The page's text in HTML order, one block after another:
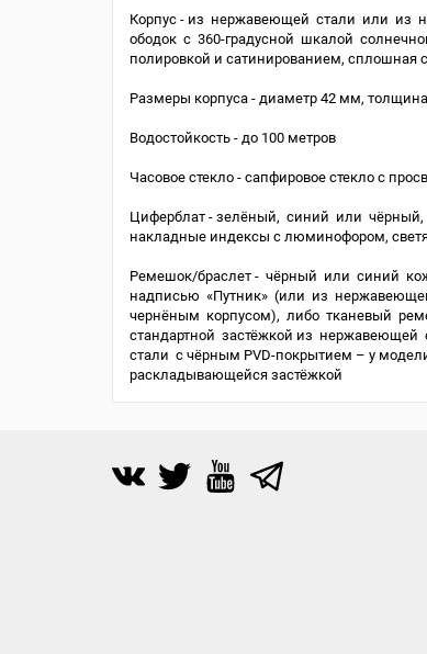
Корпус - из нержавеющей стали или из
ободок с 360-градусной шкалой
полировкой и сатинированием,
Размеры корпуса - диаметр 42 мм,
Водостойкость - до 100 метров
Часовое стекло - сапфировое стекло с
Циферблат - зелёный, синий или
накладные индексы с люминофором,
Ремешок/браслет - чёрный или синий
надписью «Путник» (или из
чернёным корпусом), либо тканевый
стандартной застёжкой из
стали с чёрным PVD-покрытием – у
раскладывающейся застёжкой